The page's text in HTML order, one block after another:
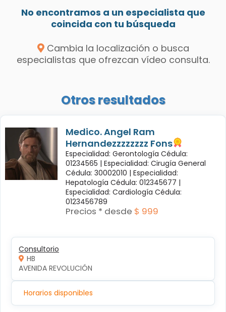
No encontramos a un especialista que
coincida con tu búsqueda
Cambia la localización o busca
especialistas que ofrezcan vídeo consulta.
Otros resultados
Medico. Angel Ram
Hernandezzzzzzzz Fons
Especialidad: Gerontología Cédula:
01234565 | Especialidad: Cirugía General
Cédula: 30002010 | Especialidad:
Hepatología Cédula: 012345677 |
Especialidad: Cardiología Cédula:
0123456789
Precios * desde $ 999
Consultorio
HB
AVENIDA REVOLUCIÓN
Horarios disponibles